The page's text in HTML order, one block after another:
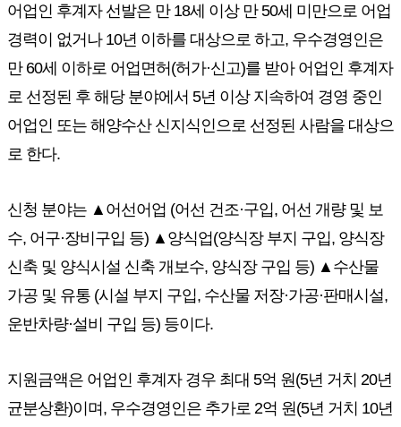
어업인 후계자 선발은 만 18세 이상 만 50세 미만으로 어업
경력이 없거나 10년 이하를 대상으로 하고, 우수경영인은
만 60세 이하로 어업면허(허가·신고)를 받아 어업인 후계자
로 선정된 후 해당 분야에서 5년 이상 지속하여 경영 중인
어업인 또는 해양수산 신지식인으로 선정된 사람을 대상으
로 한다.
신청 분야는 ▲어선어업 (어선 건조·구입, 어선 개량 및 보
수, 어구·장비구입 등) ▲양식업(양식장 부지 구입, 양식장
신축 및 양식시설 신축 개보수, 양식장 구입 등) ▲수산물
가공 및 유통 (시설 부지 구입, 수산물 저장·가공·판매시설,
운반차량·설비 구입 등) 등이다.
지원금액은 어업인 후계자 경우 최대 5억 원(5년 거치 20년
균분상환)이며, 우수경영인은 추가로 2억 원(5년 거치 10년